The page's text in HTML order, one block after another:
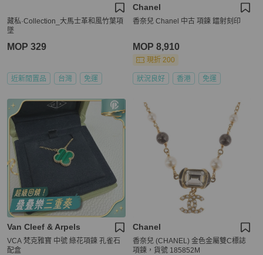
藏私·Collection_大馬士革和風竹葉項
墜
MOP 329
近新閒置品 台灣 免運
Chanel
香奈兒 Chanel 中古 項鍊 鐳射刻印
MOP 8,910
現折 200
狀況良好 香港 免運
Van Cleef & Arpels
VCA 梵克雅寶 中號 綠花項鍊 孔雀石
配盒
Chanel
香奈兒 (CHANEL) 金色金屬雙C標誌
項鍊，貨號 185852M